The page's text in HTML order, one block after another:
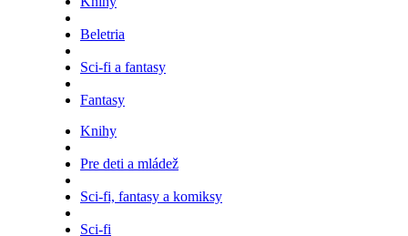
Beletria
Sci-fi a fantasy
Fantasy
Knihy
Pre deti a mládež
Sci-fi, fantasy a komiksy
Sci-fi